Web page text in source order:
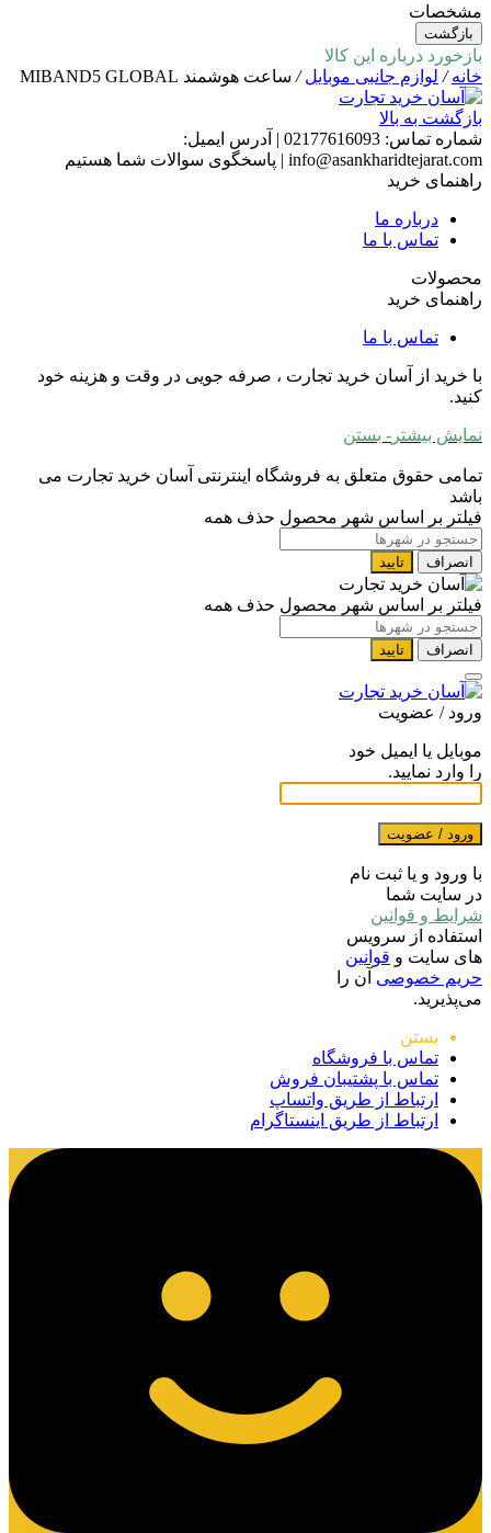
مشخصات
بازگشت
بازخورد درباره این کالا
خانه/ لوازم جانبی موبایل/ ساعت هوشمند MIBAND5 GLOBAL
بازگشت به بالا
شماره تماس: 02177616093
| آدرس ایمیل:
info@asankharidtejarat.com
| پاسخگوی سوالات شما هستیم
راهنمای خرید
درباره ما
تماس با ما
محصولات
راهنمای خرید
تماس با ما
با خرید از آسان خرید تجارت ، صرفه جویی در وقت و هزینه خود
کنید.
نمایش بیشتر - بستن
تمامی حقوق متعلق به فروشگاه اینترنتی آسان خرید تجارت می
باشد
فیلتر بر اساس شهر محصول حذف همه
انصراف تایید
فیلتر بر اساس شهر محصول حذف همه
انصراف تایید
ورود / عضویت
موبایل یا ایمیل خود
را وارد نمایید.
ورود / عضویت
با ورود و یا ثبت نام
در سایت شما
شرایط و قوانین
استفاده از سرویس
های سایت و قوانین
حریم خصوصی آن را
می‌پذیرید.
بستن
تماس با فروشگاه
تماس با پشتیبان فروش
ارتباط از طریق واتساپ
ارتباط از طریق اینستاگرام